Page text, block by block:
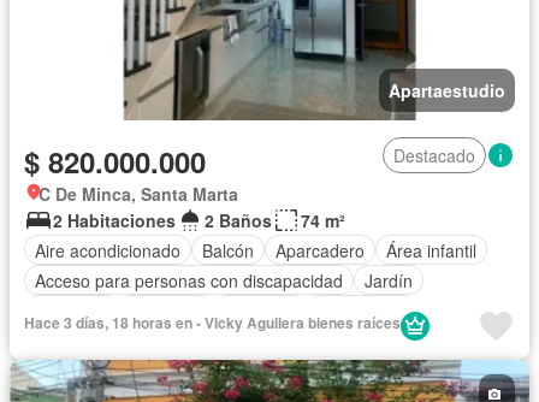
Apartaestudio
$ 820.000.000
Destacado
C De Minca, Santa Marta
2 Habitaciones
2 Baños
74 m²
Aire acondicionado
Balcón Aparcadero
Área infantil
Acceso para personas con discapacidad
Jardín
Gas natural
Seguridad privada Piscina Agua
Hace 3 días, 18 horas en - Vicky Aguilera bienes raíces